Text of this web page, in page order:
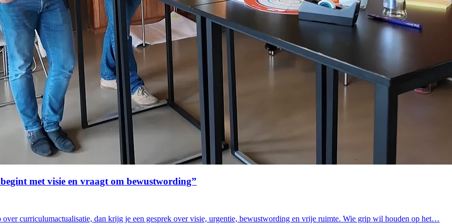
met visie en vraagt om bewustwording”
over curriculumactualisatie, dan krijg je een gesprek over visie, urgentie, bewustwording en vrije ruimte. Wie grip wil houden op het…